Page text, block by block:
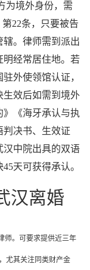
为境外身份，需
22条，只要被告
。律师需到派出
明经常居住地。若
外使领馆认证，
生效后如需到境外
》《海牙承认与执
判决书、生效证
汉中院出具的双语
天可获得承认。
汉离婚
师。可要求提供近三年
尤其关注同类财产金